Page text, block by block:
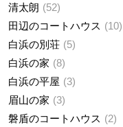
清太朗
52
田辺のコートハウス
10
白浜の別荘
5
白浜の家
8
白浜の平屋
3
眉山の家
3
磐盾のコートハウス
2